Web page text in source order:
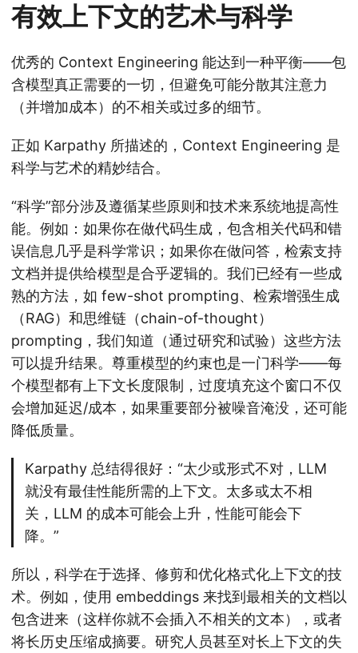
有效上下文的艺术与科学
优秀的 Context Engineering 能达到一种平衡——包
含模型真正需要的一切，但避免可能分散其注意力
（并增加成本）的不相关或过多的细节。
正如 Karpathy 所描述的，Context Engineering 是
科学与艺术的精妙结合。
“科学”部分涉及遵循某些原则和技术来系统地提高性
能。例如：如果你在做代码生成，包含相关代码和错
误信息几乎是科学常识；如果你在做问答，检索支持
文档并提供给模型是合乎逻辑的。我们已经有一些成
熟的方法，如 few-shot prompting、检索增强生成
（RAG）和思维链（chain-of-thought）
prompting，我们知道（通过研究和试验）这些方法
可以提升结果。尊重模型的约束也是一门科学——每
个模型都有上下文长度限制，过度填充这个窗口不仅
会增加延迟/成本，如果重要部分被噪音淹没，还可能
降低质量。
Karpathy 总结得很好：“太少或形式不对，LLM
就没有最佳性能所需的上下文。太多或太不相
关，LLM 的成本可能会上升，性能可能会下
降。”
所以，科学在于选择、修剪和优化格式化上下文的技
术。例如，使用 embeddings 来找到最相关的文档以
包含进来（这样你就不会插入不相关的文本），或者
将长历史压缩成摘要。研究人员甚至对长上下文的失